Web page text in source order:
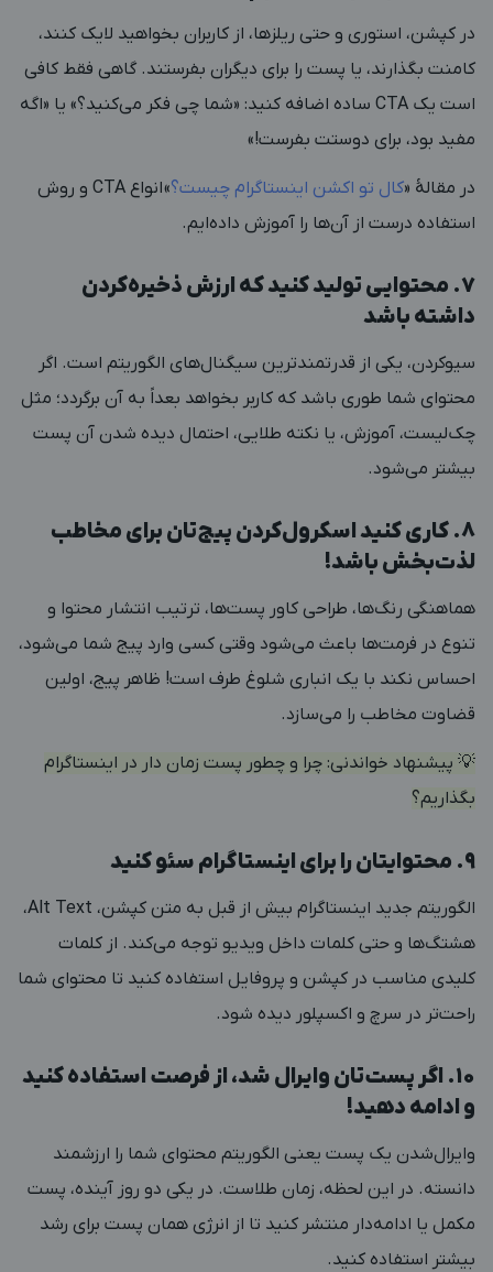
در کپشن، استوری و حتی ریلزها، از کاربران بخواهید لایک کنند،
کامنت بگذارند، یا پست را برای دیگران بفرستند. گاهی فقط کافی
است یک CTA ساده اضافه کنید: «شما چی فکر می‌کنید؟» یا «اگه
مفید بود، برای دوستت بفرست!»
در مقالۀ «کال تو اکشن اینستاگرام چیست؟»
انواع CTA و روش
استفاده درست از آن‌ها را آموزش داده‌ایم.
۷. محتوایی تولید کنید که ارزش ذخیره‌کردن
داشته باشد
سیوکردن، یکی از قدرتمندترین سیگنال‌های الگوریتم است. اگر
محتوای شما طوری باشد که کاربر بخواهد بعداً به آن برگردد؛ مثل
چک‌لیست، آموزش، یا نکته طلایی، احتمال دیده شدن آن پست
بیشتر می‌شود.
۸. کاری کنید اسکرول‌کردن پیج‌تان برای مخاطب
لذت‌بخش باشد!
هماهنگی رنگ‌ها، طراحی کاور پست‌ها، ترتیب انتشار محتوا و
تنوع در فرمت‌ها باعث می‌شود وقتی کسی وارد پیج شما می‌شود،
احساس نکند با یک انباری شلوغ طرف است! ظاهر پیج، اولین
قضاوت مخاطب را می‌سازد.
💡 پیشنهاد خواندنی: چرا و چطور پست زمان دار در اینستاگرام
بگذاریم؟
۹. محتوایتان را برای اینستاگرام سئو کنید
الگوریتم جدید اینستاگرام بیش از قبل به متن کپشن، Alt Text،
هشتگ‌ها و حتی کلمات داخل ویدیو توجه می‌کند. از کلمات
کلیدی مناسب در کپشن و پروفایل استفاده کنید تا محتوای شما
راحت‌تر در سرچ و اکسپلور دیده شود.
۱۰. اگر پست‌تان وایرال شد، از فرصت استفاده کنید
و ادامه دهید!
وایرال‌شدن یک پست یعنی الگوریتم محتوای شما را ارزشمند
دانسته. در این لحظه، زمان طلاست. در یکی دو روز آینده، پست
مکمل یا ادامه‌دار منتشر کنید تا از انرژی همان پست برای رشد
بیشتر استفاده کنید.